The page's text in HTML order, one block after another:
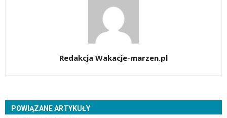
Redakcja Wakacje-marzen.pl
POWIĄZANE ARTYKUŁY